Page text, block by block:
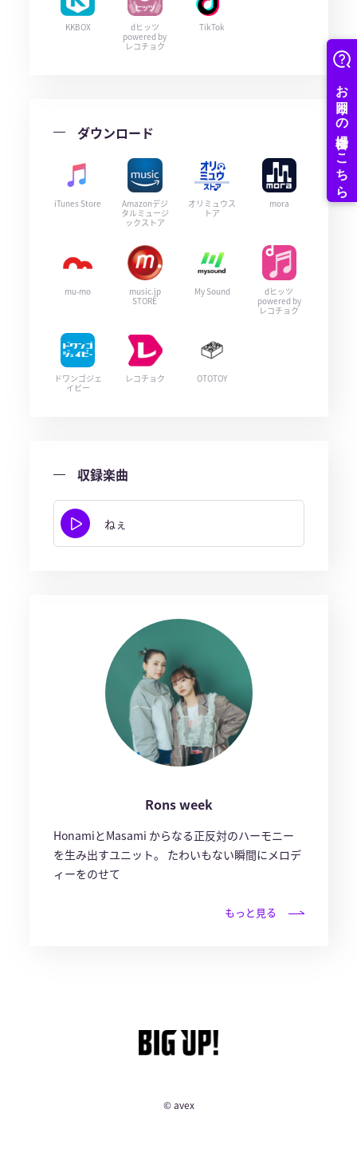
KKBOX
dヒッツ
powered by
レコチョク
TikTok
ダウンロード
iTunes Store
Amazonデジ
タルミュージ
ックストア
オリミュウス
トア
mora
mu-mo
music.jp
STORE
My Sound
dヒッツ
powered by
レコチョク
ドワンゴジェ
イピー
レコチョク OTOTOY
収録楽曲
ねぇ
Rons week
HonamiとMasami からなる正反対のハーモニー
を生み出すユニット。 たわいもない瞬間にメロデ
ィーをのせて
もっと見る
© avex